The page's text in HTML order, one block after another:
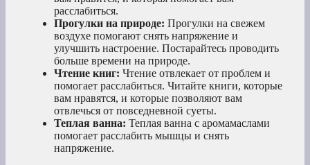
расслабиться.
Прогулки на природе: Прогулки на свежем
воздухе помогают снять напряжение и
улучшить настроение. Постарайтесь проводить
больше времени на природе.
Чтение книг: Чтение отвлекает от проблем и
помогает расслабиться. Читайте книги, которые
вам нравятся, и которые позволяют вам
отвлечься от повседневной суеты.
Теплая ванна: Теплая ванна с аромамаслами
помогает расслабить мышцы и снять
напряжение.